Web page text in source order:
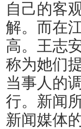
自己的客
解。而在
高。王志
称为她们
当事人的
行。新闻
新闻媒体